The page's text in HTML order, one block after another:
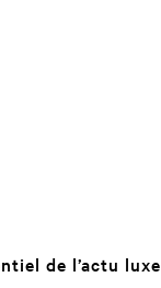
de l’actu luxe